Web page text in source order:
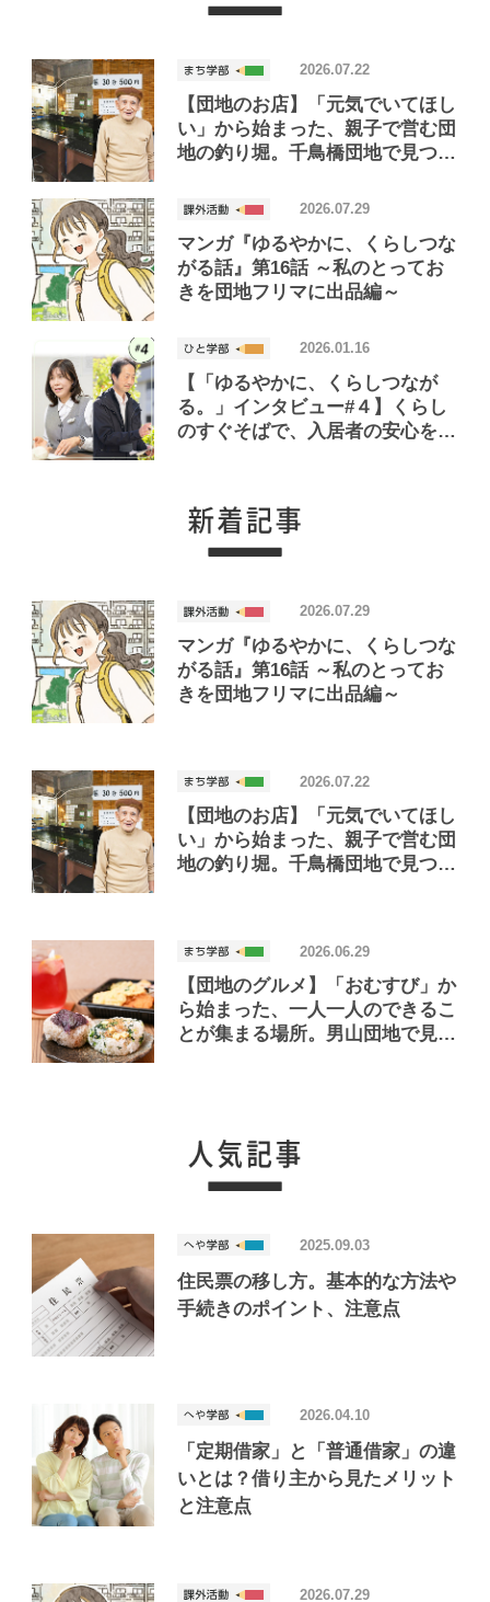
【団地のお店】「元気でいてほし
い」から始まった、親子で営む団
地の釣り堀。千鳥橋団地で見つけ
2026.07.22
マンガ『ゆるやかに、くらしつな
がる話』第16話 ～私のとってお
きを団地フリマに出品編～
2026.07.29
【「ゆるやかに、くらしつなが
る。」インタビュー#４】くらし
のすぐそばで、入居者の安心を支
2026.01.16
マンガ『ゆるやかに、くらしつな
がる話』第16話 ～私のとってお
きを団地フリマに出品編～
2026.07.29
【団地のお店】「元気でいてほし
い」から始まった、親子で営む団
地の釣り堀。千鳥橋団地で見つけ
2026.07.22
【団地のグルメ】「おむすび」か
ら始まった、一人一人のできるこ
とが集まる場所。男山団地で見つ
2026.06.29
住民票の移し方。基本的な方法や
手続きのポイント、注意点
2025.09.03
「定期借家」と「普通借家」の違
いとは？借り主から見たメリット
と注意点
2026.04.10
2026.07.29